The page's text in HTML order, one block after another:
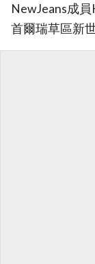
NewJeans成
首爾瑞草區新